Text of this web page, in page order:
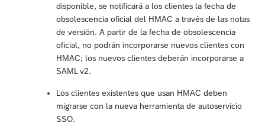
disponible, se notificará a los clientes la fecha de
obsolescencia oficial del HMAC a través de las notas
de versión. A partir de la fecha de obsolescencia
oficial, no podrán incorporarse nuevos clientes con
HMAC; los nuevos clientes deberán incorporarse a
SAML v2.
Los clientes existentes que usan HMAC deben
migrarse con la nueva herramienta de autoservicio
SSO.